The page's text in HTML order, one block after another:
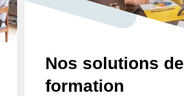
Nos solutions de
formation